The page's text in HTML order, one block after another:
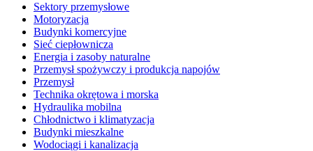
Sektory przemysłowe
Motoryzacja
Budynki komercyjne
Sieć ciepłownicza
Energia i zasoby naturalne
Przemysł spożywczy i produkcja napojów
Przemysł
Technika okrętowa i morska
Hydraulika mobilna
Chłodnictwo i klimatyzacja
Budynki mieszkalne
Wodociągi i kanalizacja